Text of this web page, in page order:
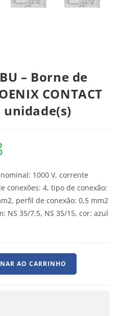
– Borne de
CONTACT
unidade(s)
1000 V, corrente
conexões: 4, tipo de conexão:
perfil de conexão: 0,5 mm2
NS 35/7,5, NS 35/15, cor: azul
AO CARRINHO